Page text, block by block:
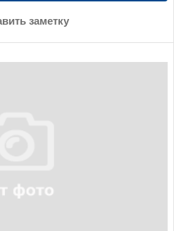
заметку